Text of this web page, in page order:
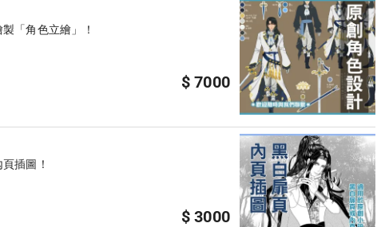
「角色立繪」！
$ 7000
插圖！
$ 3000